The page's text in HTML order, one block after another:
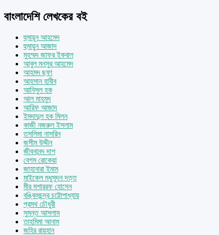
বাংলাদেশি লেখকের বই
হুমায়ূন আহমেদ
হুমায়ুন আজাদ
মুহম্মদ জাফর ইকবাল
আবুল মনসুর আহমেদ
আহমদ ছফা
আহসান হাবীব
আনিসুল হক
আল মাহমুদ
আরিফ আজাদ
ইমদাদুল হক মিলন
কাজী নজরুল ইসলাম
তসলিমা নাসরিন
জসীম উদ্দীন
জীবনানন্দ দাশ
বেগম রোকেয়া
জাহানারা ইমাম
মাইকেল মধুসূদন দত্ত
মীর মশাররফ হোসেন
বঙ্কিমচন্দ্র চট্টোপাধ্যায়
প্রমথ চৌধুরী
সুমন্ত আসলাম
তাহমিমা আনাম
জহির রায়হান